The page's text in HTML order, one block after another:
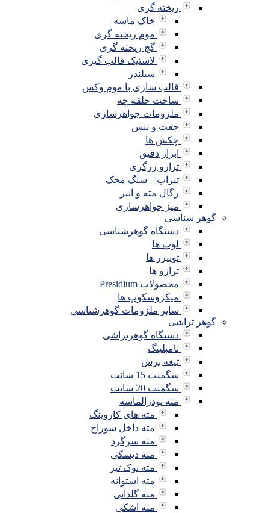
ریخته گری
خاک ماسه
موم ریخته گری
گچ ریخته گری
لاستیک قالب گیری
سیلندر
قالب سازی با موم وکس
ساخت حلقه چه
ملزومات جواهرسازی
چفت و پنس
چکش ها
ابزار دقیق
ترازو زرگری
تیزاب – سنگ محک
رگال مته و انبر
میز جواهرسازی
گوهر شناسی
دستگاه گوهرشناسی
لوپ ها
توییزر ها
ترازو ها
محصولات Presidium
میکروسکوپ ها
سایر ملزومات گوهرشناسی
گوهر تراشی
دستگاه گوهرتراشی
تامبلینگ
تیغه برش
سگمنت 15 سانت
سگمنت 20 سانت
مته پودرالماسه
مته های کاروینگ
مته داخل سوراخ
مته سرگرد
مته دیسکی
مته نوک تیز
مته استوانه
مته گلدانی
مته اشکی